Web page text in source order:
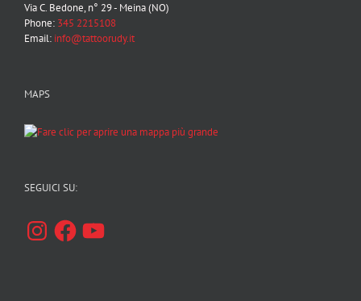
Via C. Bedone, n° 29 - Meina (NO)
Phone: 345 2215108
Email: info@tattoorudy.it
MAPS
SEGUICI SU:
InstagramFacebookYouTube